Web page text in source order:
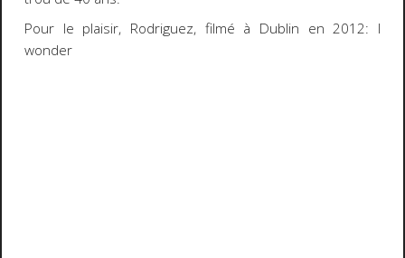
Pour le plaisir, Rodriguez, filmé à Dublin en 2012: I
wonder